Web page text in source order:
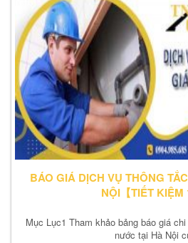
BÁO GIÁ DỊCH VỤ THÔNG
NỘI【TIẾT KIỆM
Mục Lục1 Tham khảo bảng báo giá
nước tại Hà Nội